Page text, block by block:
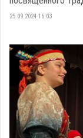
25.09.2024 16:03